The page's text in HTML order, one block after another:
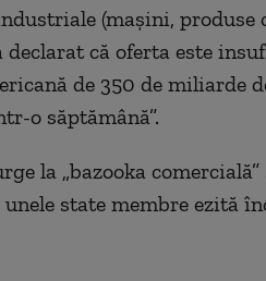
(mașini, produse
că oferta este
de 350 de miliarde
o săptămână”.
la „bazooka comercială”
state membre ezită